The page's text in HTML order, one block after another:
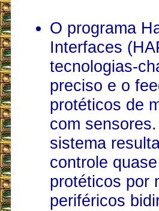
O programa
Interfaces
tecnologias-
preciso e o
protéticos de
com
sistema
controle
protéticos por
periféricos